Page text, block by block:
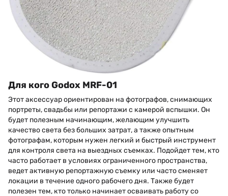
Для кого Godox MRF-01
Этот аксессуар ориентирован на фотографов, снимающих
портреты, свадьбы или репортажи с камерой вспышки. Он
будет полезным начинающим, желающим улучшить
качество света без больших затрат, а также опытным
фотографам, которым нужен легкий и быстрый инструмент
для контроля света на выездных съемках. Подойдет тем, кто
часто работает в условиях ограниченного пространства,
ведет активную репортажную съемку или часто сменяет
локации в течение одного рабочего дня. Также будет
полезен тем, кто только начинает осваивать работу со